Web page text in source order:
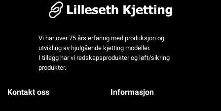
Vi har over 75 års erfaring med produksjon og
utvikling av hjulgående kjetting modeller.
I tillegg har vi redskapsprodukter og løft/sikring
produkter.
Kontakt oss Informasjon